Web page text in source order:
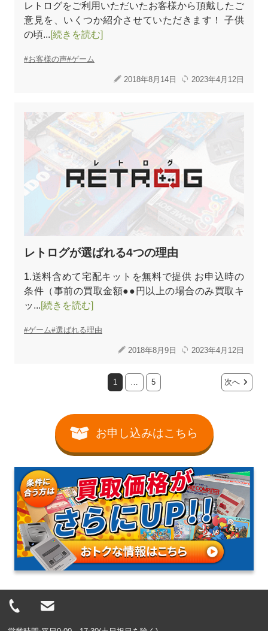
レトログをご利用いただいたお客様から頂戴したご
意見を、いくつか紹介させていただきます！ 子供
の頃...[続きを読む]
お客様の声 ゲーム
2018年8月14日 2023年4月12日
レトログが選ばれる4つの理由
1.送料含めて宅配キットを無料で提供 お申込時の
条件（事前の買取金額●●円以上の場合のみ買取キ
ッ...[続きを読む]
ゲーム 選ばれる理由
2018年8月9日 2023年4月12日
1 … 5 次へ
お申し込みはこちら